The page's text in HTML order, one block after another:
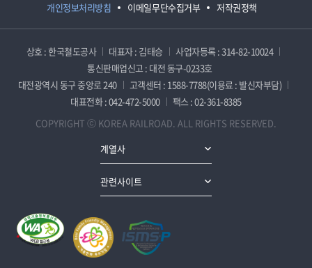
개인정보처리방침 이메일무단수집거부 저작권정책
상호 : 한국철도공사 대표자 : 김태승
사업자등록 : 314-82-10024
통신판매업신고 : 대전 동구-0233호
대전광역시 동구 중앙로 240
고객센터 : 1588-7788(이용료 : 발신자부담)
대표전화 : 042-472-5000
팩스 : 02-361-8385
COPYRIGHT ⓒ KOREA RAILROAD. ALL RIGHTS RESERVED.
계열사
관련사이트